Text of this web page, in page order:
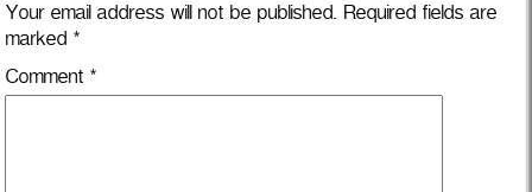
Your email address will not be published. Required fields are
marked *
Comment *